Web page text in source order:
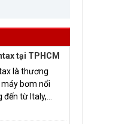
tại TPHCM
là thương
máy bơm nổi
đến từ Italy,...